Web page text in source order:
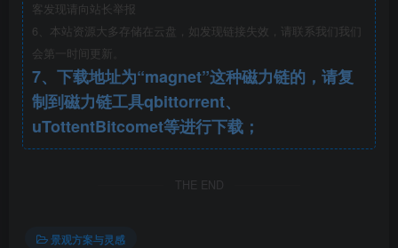
景观如何呼应建筑极致的灵感曲线从而达到传递无限极
全球总部的影响力与企业文化的效用？
结合场地功能，从概念初期到方案呈现延续了扎哈式独特
曲线的诠释。通过将平面的曲线语言经过等高线脊与坡的概
言。进一步结合水景、座凳和草阶等景观功能空间，重塑线
客发现请向站长举报
6、本站资源大多存储在云盘，如发现链接失效，请联系我们我们
会第一时间更新。
7、下载地址为“magnet”这种磁力链的，请复
制到磁力链工具qbittorrent、
uTottentBitcomet等进行下载；
THE END
景观方案与灵感